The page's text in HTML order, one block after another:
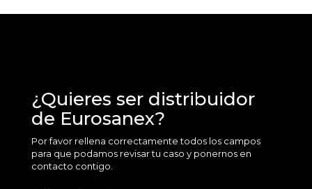
¿Quieres ser distribuidor
de Eurosanex?
Por favor rellena correctamente todos los campos
para que podamos revisar tu caso y ponernos en
contacto contigo.